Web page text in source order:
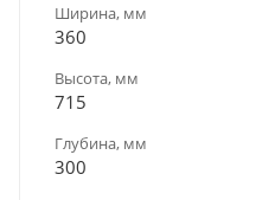
Ширина, мм
360
Высота, мм
715
Глубина, мм
300